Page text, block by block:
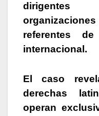
referentes
internacional.
El caso
derechas
operan